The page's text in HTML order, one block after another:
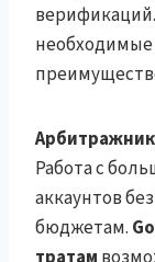
Работа с
аккаунтов
бюджетам.